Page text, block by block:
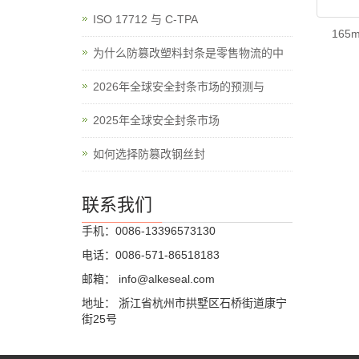
ISO 17712 与 C-TPA
为什么防篡改塑料封条是零售物流的中
2026年全球安全封条市场的预测与
2025年全球安全封条市场
如何选择防篡改钢丝封
联系我们
手机：0086-13396573130
电话：0086-571-86518183
邮箱：
info@alkeseal.com
地址： 浙江省杭州市拱墅区石桥街道康宁
街25号